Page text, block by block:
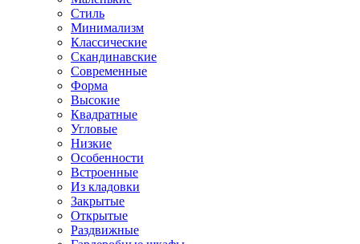
Стиль
Минимализм
Классические
Скандинавские
Современные
Форма
Высокие
Квадратные
Угловые
Низкие
Особенности
Встроенные
Из кладовки
Закрытые
Открытые
Раздвижные